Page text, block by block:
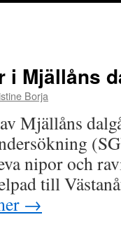
i Mjällåns
Borja
Mjällåns
nipor och
till
→